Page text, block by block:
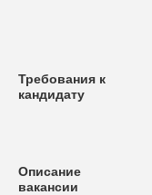
Требования к
кандидату
Описание
вакансии